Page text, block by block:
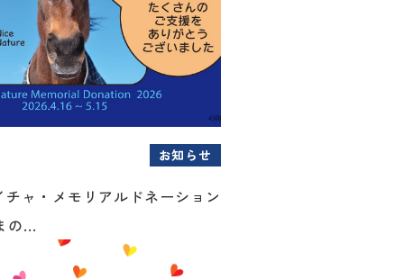
お知らせ
ャ・メモリアルドネーション
の...